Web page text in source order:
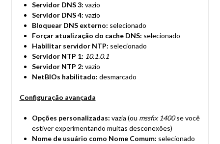
Servidor DNS 3: vazio
Servidor DNS 4: vazio
Bloquear DNS externo: selecionado
Forçar atualização do cache DNS: selecionado
Habilitar servidor NTP: selecionado
Servidor NTP 1: 10.1.0.1
Servidor NTP 2: vazio
NetBIOs habilitado: desmarcado
Configuração avançada
Opções personalizadas: vazia (ou mssfix 1400se você
estiver experimentando muitas desconexões)
Nome de usuário como Nome Comum: selecionado